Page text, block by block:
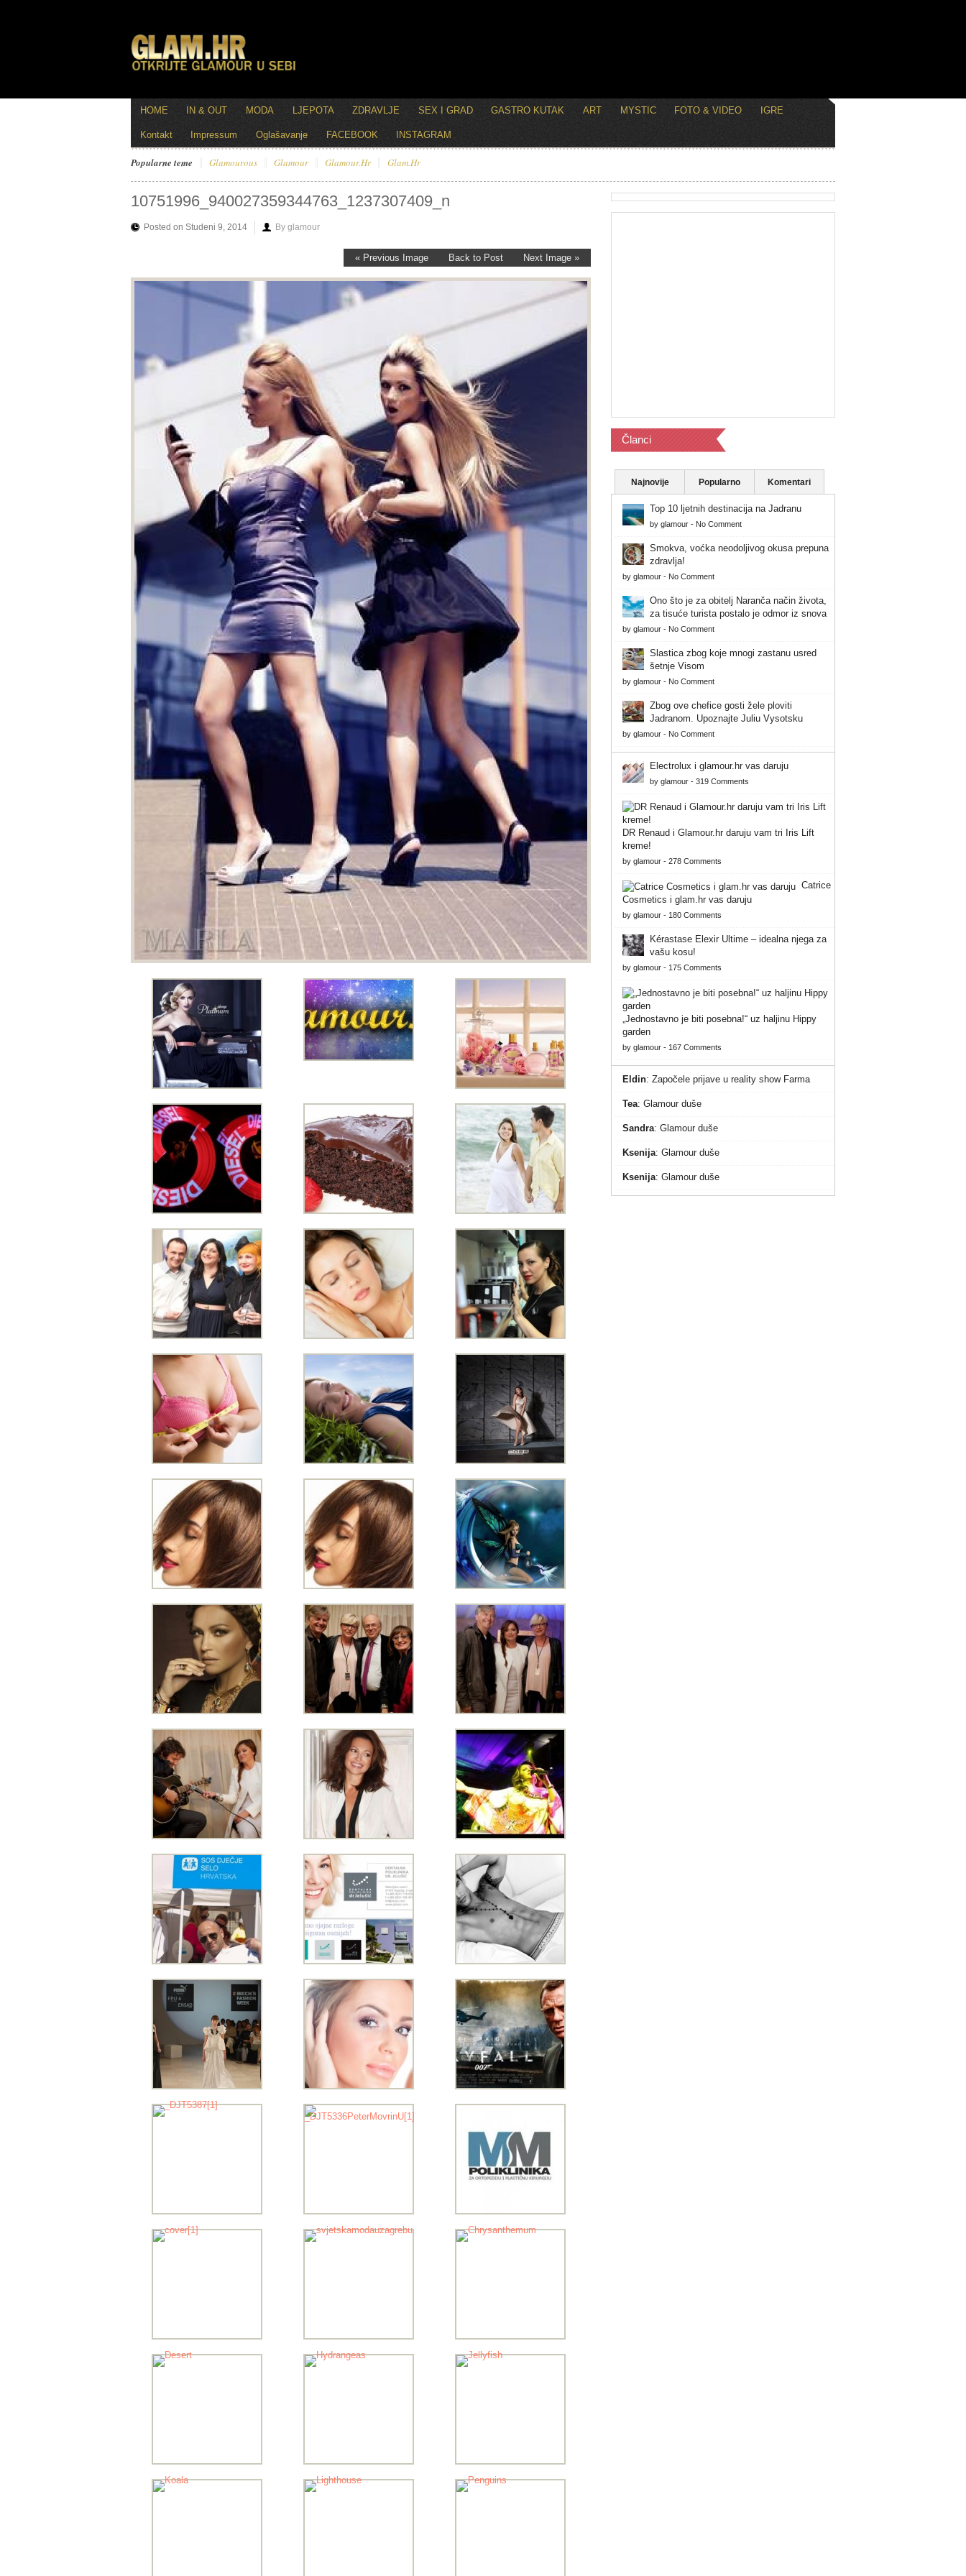
HOME IN & OUT MODA LJEPOTA ZDRAVLJE SEX I GRAD GASTRO KUTAK ART MYSTIC FOTO & VIDEO IGRE
Kontakt Impressum Oglašavanje FACEBOOK INSTAGRAM
Popularne teme Glamourous Glamour Glamour.hr Glam.hr
10751996_940027359344763_1237307409_n
Posted on Studeni 9, 2014 By glamour
« Previous Image Back to Post Next Image »
Članci
Najnovije Popularno Komentari
Top 10 ljetnih destinacija na Jadranu
by glamour - No Comment
Smokva, voćka neodoljivog okusa prepuna
zdravlja!
by glamour - No Comment
Ono što je za obitelj Naranča način života,
za tisuće turista postalo je odmor iz snova
by glamour - No Comment
Slastica zbog koje mnogi zastanu usred
šetnje Visom
by glamour - No Comment
Zbog ove chefice gosti žele ploviti
Jadranom. Upoznajte Juliu Vysotsku
by glamour - No Comment
Electrolux i glamour.hr vas daruju
by glamour - 319 Comments
DR Renaud i Glamour.hr daruju vam tri Iris Lift
kreme!
by glamour - 278 Comments
Catrice
Cosmetics i glam.hr vas daruju
by glamour - 180 Comments
Kérastase Elexir Ultime – idealna njega za
vašu kosu!
by glamour - 175 Comments
„Jednostavno je biti posebna!“ uz haljinu Hippy
garden
by glamour - 167 Comments
Eldin: Započele prijave u reality show Farma
Tea: Glamour duše
Sandra: Glamour duše
Ksenija: Glamour duše
Ksenija: Glamour duše